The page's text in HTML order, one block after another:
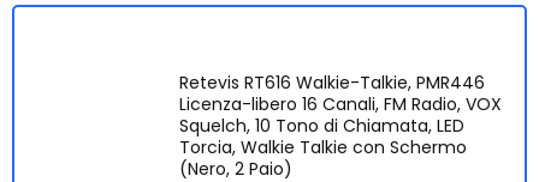
Retevis RT616 Walkie-Talkie, PMR446
Licenza-libero 16 Canali, FM Radio, VOX
Squelch, 10 Tono di Chiamata, LED
Torcia, Walkie Talkie con Schermo
(Nero, 2 Paio)